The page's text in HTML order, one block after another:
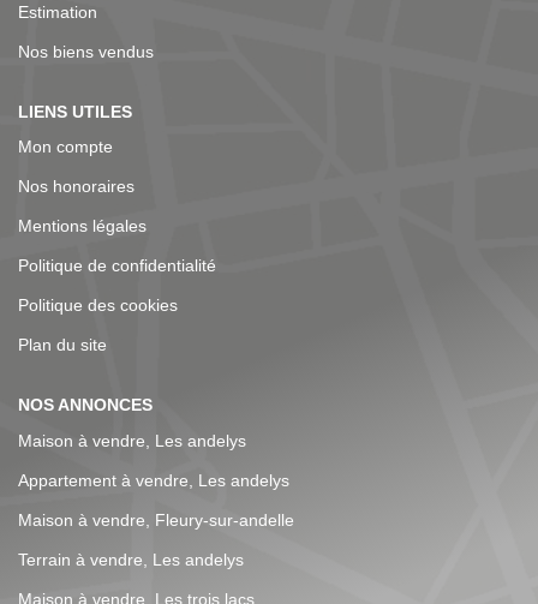
Estimation
Nos biens vendus
LIENS UTILES
Mon compte
Nos honoraires
Mentions légales
Politique de confidentialité
Politique des cookies
Plan du site
NOS ANNONCES
Maison à vendre, Les andelys
Appartement à vendre, Les andelys
Maison à vendre, Fleury-sur-andelle
Terrain à vendre, Les andelys
Maison à vendre, Les trois lacs